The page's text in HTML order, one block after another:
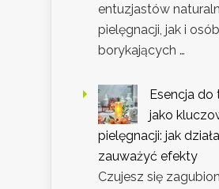
entuzjastów
pielęgnacji, jak i osób
borykających …
Esencja do
jako
pielęgnacji: jak
zauważyć efekty
Czujesz się